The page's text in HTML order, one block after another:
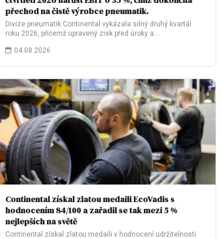
přechod na čistě výrobce pneumatik.
Divize pneumatik Continental vykázala silný druhý kvartál
roku 2026, přičemž upravený zisk před úroky a…
04.08.2026
Continental získal zlatou medaili EcoVadis s
hodnocením 84/100 a zařadil se tak mezi 5 %
nejlepších na světě
Continental získal zlatou medaili v hodnocení udržitelnosti